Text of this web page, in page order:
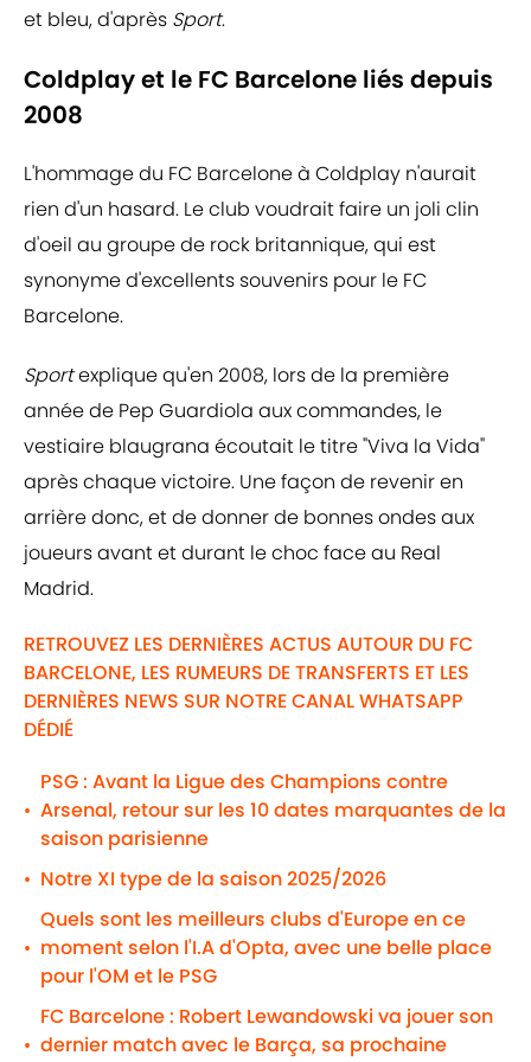
et bleu, d'après Sport.
Coldplay et le FC Barcelone liés depuis
2008
L'hommage du FC Barcelone à Coldplay n'aurait
rien d'un hasard. Le club voudrait faire un joli clin
d'oeil au groupe de rock britannique, qui est
synonyme d'excellents souvenirs pour le FC
Barcelone.
Sportexplique qu'en 2008, lors de la première
année de Pep Guardiola aux commandes, le
vestiaire blaugrana écoutait le titre "Viva la Vida"
après chaque victoire. Une façon de revenir en
arrière donc, et de donner de bonnes ondes aux
joueurs avant et durant le choc face au Real
Madrid.
RETROUVEZ LES DERNIÈRES ACTUS AUTOUR DU FC
BARCELONE, LES RUMEURS DE TRANSFERTS ET LES
DERNIÈRES NEWS SUR NOTRE CANAL WHATSAPP
DÉDIÉ
•
PSG : Avant la Ligue des Champions contre
Arsenal, retour sur les 10 dates marquantes de la
saison parisienne
• Notre XI type de la saison 2025/2026
•
Quels sont les meilleurs clubs d'Europe en ce
moment selon l'I.A d'Opta, avec une belle place
pour l'OM et le PSG
•
FC Barcelone : Robert Lewandowski va jouer son
dernier match avec le Barça, sa prochaine